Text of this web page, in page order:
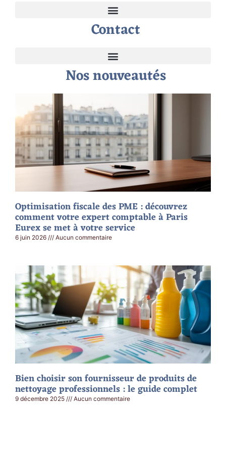
Contact
Nos nouveautés
Optimisation fiscale des PME : découvrez
comment votre expert comptable à Paris
Eurex se met à votre service
6 juin 2026 Aucun commentaire
Bien choisir son fournisseur de produits de
nettoyage professionnels : le guide complet
9 décembre 2025 Aucun commentaire